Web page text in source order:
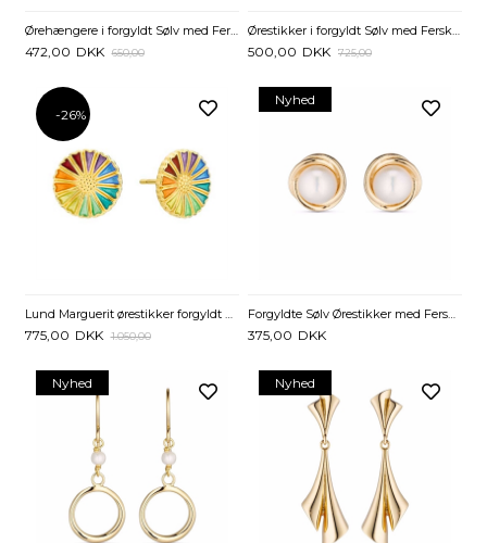
Ørehængere i forgyldt Sølv med Ferskvandsperler – 8,8 mm
472,00 DKK 650,00
Ørestikker i forgyldt Sølv med Ferskvandsperler og Zirkoniasten
500,00 DKK 725,00
-26%
775,00 DKK 1.050,00
Nyhed
375,00 DKK
Nyhed Nyhed